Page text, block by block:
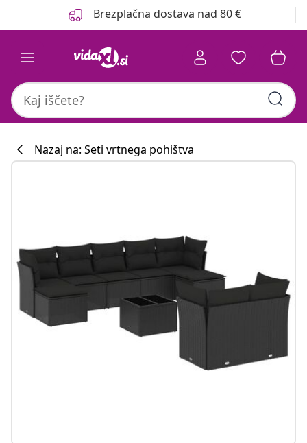
Brezplačna dostava nad 80 €
Nazaj na: Seti vrtnega pohištva